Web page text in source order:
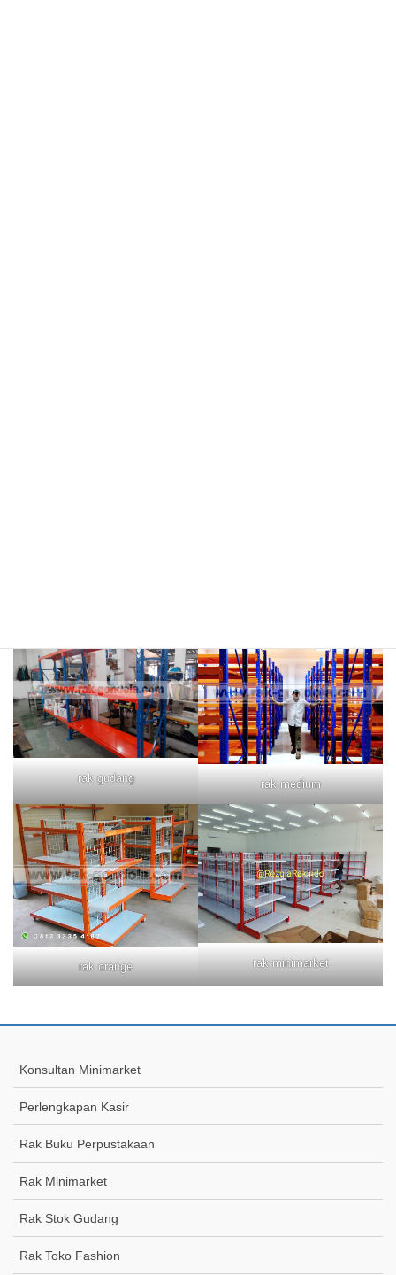
rak gudang rak medium
rak orange rak minimarket
Konsultan Minimarket
Perlengkapan Kasir
Rak Buku Perpustakaan
Rak Minimarket
Rak Stok Gudang
Rak Toko Fashion